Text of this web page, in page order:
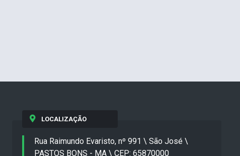
LOCALIZAÇÃO
Rua Raimundo Evaristo, nº 991 \ São José \
PASTOS BONS - MA \ CEP: 65870000